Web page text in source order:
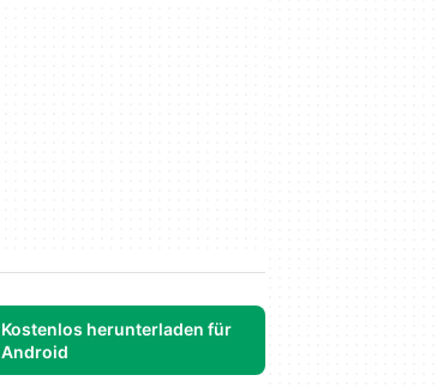
Kostenlos herunterladen für
Android